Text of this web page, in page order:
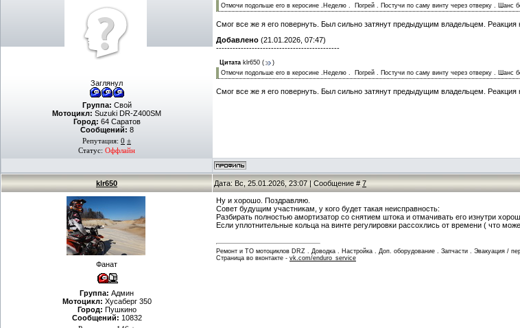
Заглянул
Группа: Свой
Мотоцикл: Suzuki DR-Z400SM
Город: 64 Саратов
Сообщений: 8
Репутация: 0 ±
Статус: Оффлайн
Отмочи подольше его в керосине .Неделю . Погрей . Постучи по саму винту через отверку . Шанс
Смог все же я его повернуть. Был сильно затянут предыдущим владельцем. Реакция
Добавлено (21.01.2026, 07:47)
---------------------------------------------
Цитата klr650 (
)
Отмочи подольше его в керосине .Неделю . Погрей . Постучи по саму винту через отверку . Шанс
Смог все же я его повернуть. Был сильно затянут предыдущим владельцем. Реакция
klr650 Дата: Вс, 25.01.2026, 23:07 | Сообщение # 7
Фанат
Группа: Админ
Мотоцикл: Хусаберг 350
Город: Пушкино
Сообщений: 10832
Ну и хорошо. Поздравляю.
Совет будущим участникам, у кого будет такая неисправность:
Разбирать полностью амортизатор со снятием штока и отмачивать его изнутри
Если уплотнительные кольца на винте регулировки рассохлись от времени ( что
Ремонт и ТО мотоциклов DRZ . Доводка . Настройка . Доп. оборудование . Запчасти . Эвакуация /
Страница во вконтакте - vk.com/enduro_service